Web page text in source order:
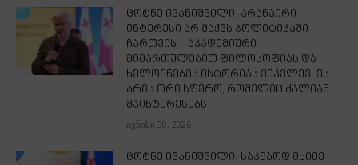
ცოტნე ივანიშვილი: არანაირი
ინტერესი არ მაქვს პოლიტიკაში
ჩართვის – აკადემიური
მიმართულებით ფილოსოფიას და
ხელოვნების ისტორიას ვიკვლევ. ეს
არის ორი სფერო, რომელიც ძალიან
მაინტერესებს
ივნისი 30, 2026
ცოტნე ივანიშვილი: საკმაოდ მძიმე